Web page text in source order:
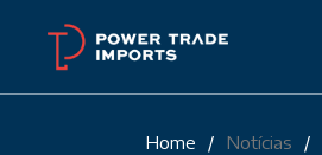
content
Home Notícias